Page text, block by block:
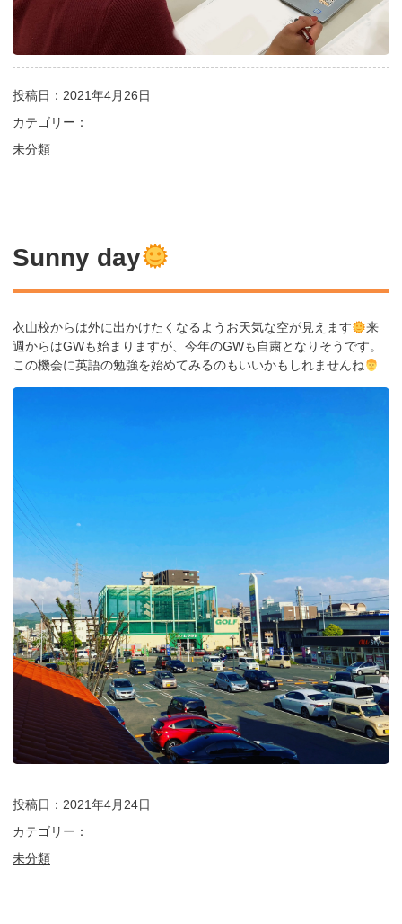
投稿日：2021年4月26日
カテゴリー：
未分類
Sunny day
衣山校からは外に出かけたくなるようお天気な空が見えます
来
週からはGWも始まりますが、今年のGWも自粛となりそうです。
この機会に英語の勉強を始めてみるのもいいかもしれませんね
投稿日：2021年4月24日
カテゴリー：
未分類